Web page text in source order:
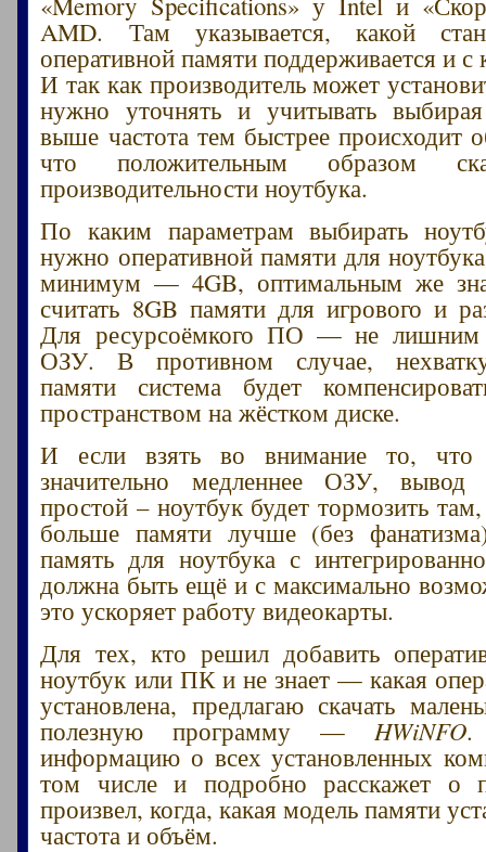
AMD. Там указывается, какой
оперативной памяти поддерживается и с
И так как производитель может
нужно уточнять и учитывать
выше частота тем быстрее происходит
что положительным образом
производительности ноутбука.
По каким параметрам выбирать
нужно оперативной памяти для
минимум — 4GB, оптимальным же
считать 8GB памяти для игрового и
Для ресурсоёмкого ПО — не лишним
ОЗУ. В противном случае,
памяти система будет
пространством на жёстком диске.
И если взять во внимание то, что
значительно медленнее ОЗУ, вывод
простой – ноутбук будет тормозить
больше памяти лучше (без
память для ноутбука с
должна быть ещё и с максимально
это ускоряет работу видеокарты.
Для тех, кто решил добавить
ноутбук или ПК и не знает — какая
установлена, предлагаю скачать
полезную программу — HWiNFO.
информацию о всех установленных
том числе и подробно расскажет
произвел, когда, какая модель памяти
частота и объём.